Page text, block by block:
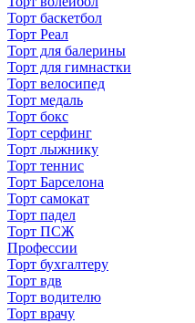
Торт баскетбол
Торт Реал
Торт для балерины
Торт для гимнастки
Торт велосипед
Торт медаль
Торт бокс
Торт серфинг
Торт лыжнику
Торт теннис
Торт Барселона
Торт самокат
Торт падел
Торт ПСЖ
Профессии
Торт бухгалтеру
Торт вдв
Торт водителю
Торт врачу